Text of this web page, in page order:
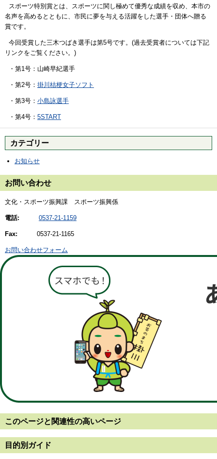
スポーツ特別賞とは、スポーツに関し極めて優秀な成績を収め、本市の
名声を高めるとともに、市民に夢を与える活躍をした選手・団体へ贈る
賞です。
今回受賞した三木つばき選手は第5号です。(過去受賞者については下記
リンクをご覧ください。)
・第1号：山崎早紀選手
・第2号： 掛川桔梗女子ソフト
・第3号： 小島詠選手
・第4号： 5START
カテゴリー
お知らせ
お問い合わせ
文化・スポーツ振興課 スポーツ振興係
電話: 0537-21-1159
Fax: 0537-21-1165
お問い合わせフォーム
このページと 関連性の高いページ
目的別ガイド